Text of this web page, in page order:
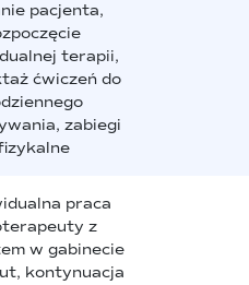
pacjenta,
terapii,
ćwiczeń do
zabiegi
praca
z
w gabinecie
kontynuacja